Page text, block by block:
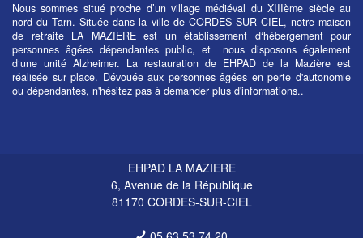
Nous sommes situé proche d’un village médiéval du XIIIème siècle au
nord du Tarn. Située dans la ville de CORDES SUR CIEL, notre maison
de retraite LA MAZIERE est un établissement d‘hébergement pour
personnes âgées dépendantes public, et nous disposons également
d‘une unité Alzheimer. La restauration de EHPAD de la Mazière est
réalisée sur place. Dévouée aux personnes âgées en perte d'autonomie
ou dépendantes, n'hésitez pas à demander plus d'informations..
EHPAD LA MAZIERE
6, Avenue de la République
81170 CORDES-SUR-CIEL